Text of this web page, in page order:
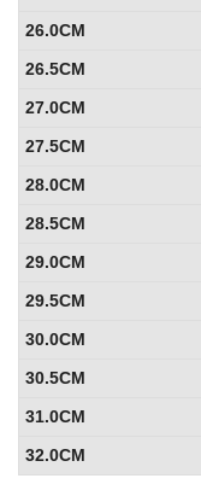
26.0CM
26.5CM
27.0CM
27.5CM
28.0CM
28.5CM
29.0CM
29.5CM
30.0CM
30.5CM
31.0CM
32.0CM